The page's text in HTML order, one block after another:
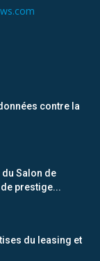
contre la
Salon de
prestige...
du leasing et